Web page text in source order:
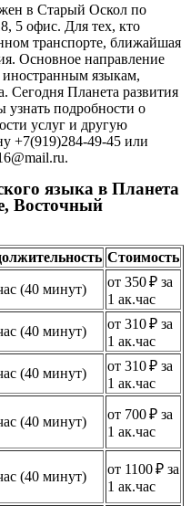
в Старый Оскол по
5 офис. Для тех, кто
транспорте, ближайшая
Основное направление
иностранным языкам,
Сегодня Планета развития
узнать подробности о
услуг и другую
+7(919)284-49-45 или
языка в Планета
Восточный
Стоимость
(40 минут)
от 350 ₽ за
1 ак.час
(40 минут)
от 310 ₽ за
1 ак.час
(40 минут)
от 310 ₽ за
1 ак.час
(40 минут)
от 700 ₽ за
1 ак.час
(40 минут)
от 1100 ₽ за
1 ак.час